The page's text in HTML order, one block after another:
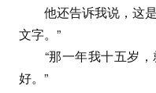
他还告诉我说，这是
文字。”
“那一年我十五岁，
好。”